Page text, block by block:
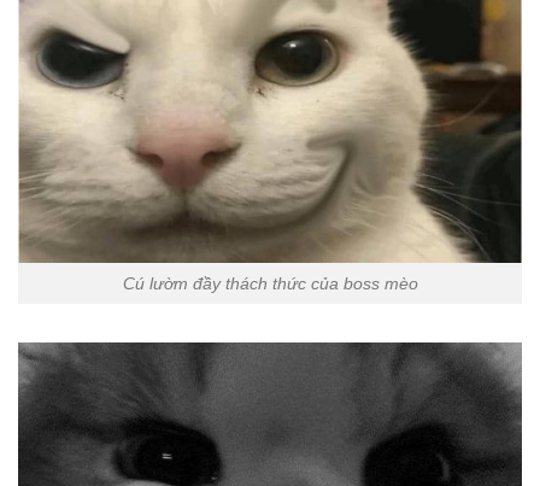
Cú lườm đầy thách thức của boss mèo